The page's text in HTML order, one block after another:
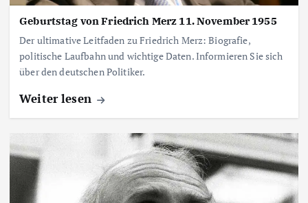
Geburtstag von Friedrich Merz 11. November 1955
Der ultimative Leitfaden zu Friedrich Merz: Biografie,
politische Laufbahn und wichtige Daten. Informieren Sie sich
über den deutschen Politiker.
Weiter lesen